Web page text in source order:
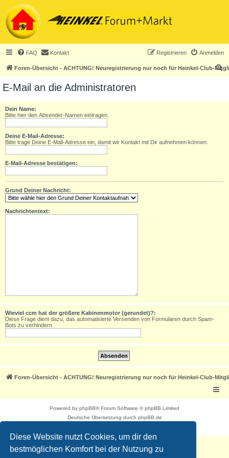
Diese Website nutzt Cookies, um dir den
bestmöglichen Komfort bei der Nutzung zu
FAQ Kontakt Anmelden
Registrieren
Foren-Übersicht - ACHTUNG! Neuregistrierung nur noch für Heinkel-Club-
S
E-Mail an die Administratoren
Dein Name:
Bitte hier den Absender-Namen eintragen.
Deine E-Mail-Adresse:
Bitte trage Deine E-Mail-Adresse ein, damit wir Kontakt mit Dir aufnehmen können.
E-Mail-Adresse bestätigen:
Grund Deiner Nachricht:
Nachrichtentext:
Wieviel ccm hat der größere Kabinenmotor (gerundet)?:
Diese Frage dient dazu, das automatisierte Versenden von Formularen durch Spam-
Bots zu verhindern.
Foren-Übersicht - ACHTUNG! Neuregistrierung nur noch für Heinkel-Club-
Powered by phpBB® Forum Software © phpBB Limited
Deutsche Übersetzung durch phpBB.de